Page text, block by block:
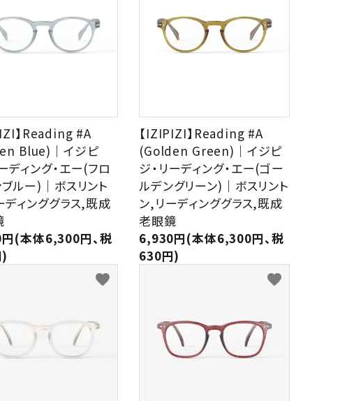
】Reading #A
Blue)｜イジピ
ディング・エー(フロ
ルー)｜ボスリント
ディンググラス,既成
(本体6,300円、税
【IZIPIZI】Reading #A
(Golden Green)｜イジピ
ジ・リーディング・エー(ゴー
ルデングリーン)｜ボスリント
ン,リーディンググラス,既成
老眼鏡
6,930円(本体6,300円、税
630円)
favorite favorite